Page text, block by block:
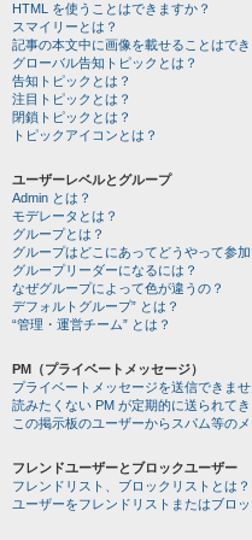
HTML を使うことはできますか？
スマイリーとは？
記事の本文中に画像を載せることはでき
グローバル告知トピックとは？
告知トピックとは？
注目トピックとは？
閉鎖トピックとは？
トピックアイコンとは？
ユーザーレベルとグループ
Admin とは？
モデレータとは？
グループとは？
グループはどこにあってどうやって参加
グループリーダーになるには？
なぜグループによって色が違うの？
デフォルトグループ” とは？
“管理・運営チーム” とは？
PM（プライベートメッセージ）
プライベートメッセージを送信できませ
読みたくない PM が定期的に送られてき
この掲示板のユーザーからスパム等の
フレンドユーザーとブロックユーザー
フレンドリスト、ブロックリストとは？
ユーザーをフレンドリストまたはブロ